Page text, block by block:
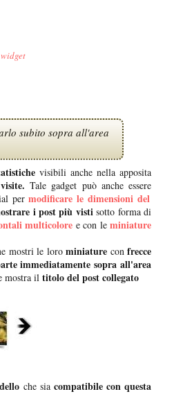
widget
subito sopra all'area
visibili anche nella apposita
Tale gadget può anche essere
per modificare le dimensioni del
i post più vistisotto forma di
multicolore e con leminiature
mostri le lorominiature confrecce
immediatamente sopra all'area
mostra il titolo del post collegato
che sia compatibile con questa